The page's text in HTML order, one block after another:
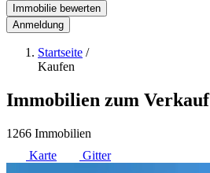
Immobilie bewerten
Anmeldung
Startseite /
Kaufen
Immobilien zum Verkauf
1266 Immobilien
Karte
Gitter